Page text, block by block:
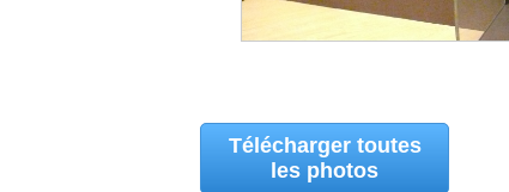
Télécharger toutes
les photos